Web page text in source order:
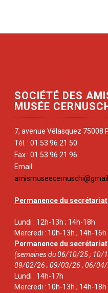
SOCIÉTÉ DES
MUSÉE
7, avenue Vélasquez 75008
Tél. : 01 53 96 21 50
Fax : 01 53 96 21 96
Email:
Permanence du secrétariat
Lundi : 12h-13h ; 14h-18h
Mercredi : 10h-13h ; 14h-16h
Permanence du secrétariat
(semaines du 06/10/25 ;
09/02/26 ; 09/03/26 ; 06/
Lundi : 14h-17h
Mercredi : 10h-13h ; 14h-18h